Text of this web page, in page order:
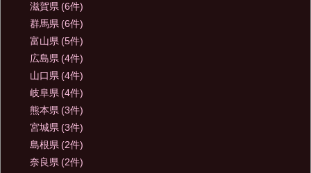
滋賀県 (6件)
群馬県 (6件)
富山県 (5件)
広島県 (4件)
山口県 (4件)
岐阜県 (4件)
熊本県 (3件)
宮城県 (3件)
島根県 (2件)
奈良県 (2件)